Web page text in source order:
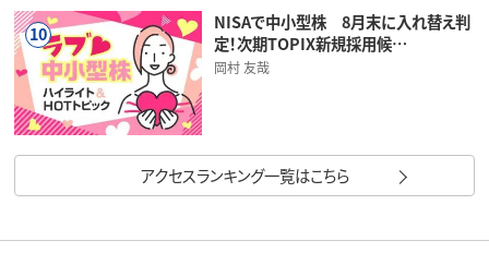
10
NISAで中小型株 8月末に入れ替え判
定！次期TOPIX新規採用候…
岡村 友哉
アクセスランキング一覧はこちら